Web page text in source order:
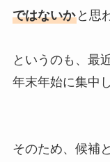
ではないかと思
というのも、最
年末年始に集中
そのため、候補